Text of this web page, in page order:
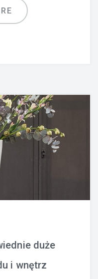
duże
i wnętrz